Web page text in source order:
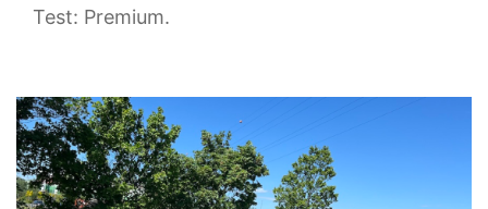
Test: Premium.